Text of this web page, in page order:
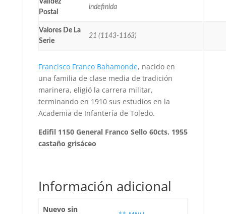
Validez
Postal
indefinida
Valores De La
Serie
21 (1143-1163)
Francisco Franco Bahamonde, nacido en
una familia de clase media de tradición
marinera, eligió la carrera militar,
terminando en 1910 sus estudios en la
Academia de Infantería de Toledo.
Edifil 1150 General Franco Sello 60cts. 1955
castaño grisáceo
Información adicional
Nuevo sin